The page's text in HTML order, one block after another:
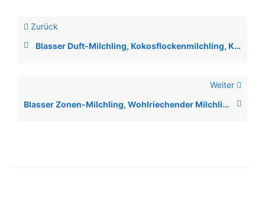
Zurück
Blasser Duft-Milchling, Kokosflockenmilchling, Kleiner Duft-Milchling
Weiter
Blasser Zonen-Milchling, Wohlriechender Milchling , Scharfer Pappel-Milchling